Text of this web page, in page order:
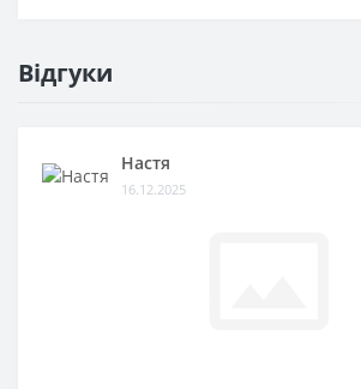
Відгуки
Настя
16.12.2025